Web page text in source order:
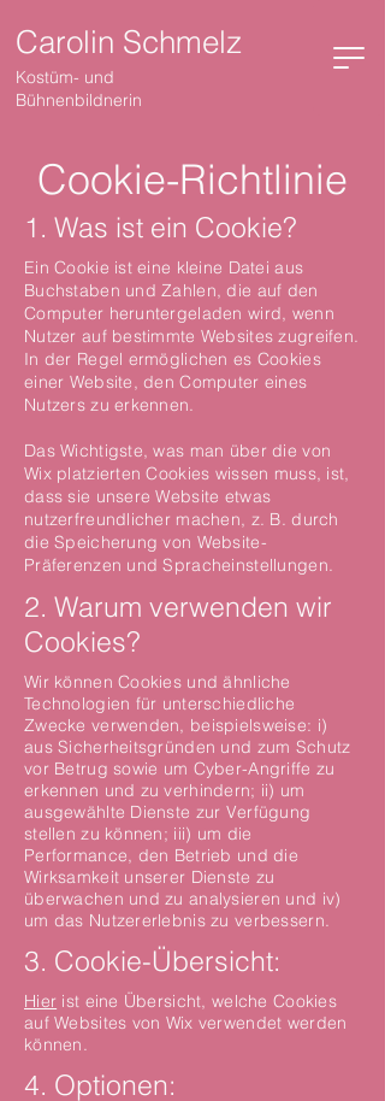
Carolin Schmelz
Kostüm- und
Bühnenbildnerin
Cookie-Richtlinie
1. Was ist ein Cookie?
Ein Cookie ist eine kleine Datei aus
Buchstaben und Zahlen, die auf den
Computer heruntergeladen wird, wenn
Nutzer auf bestimmte Websites zugreifen.
In der Regel ermöglichen es Cookies
einer Website, den Computer eines
Nutzers zu erkennen.
Das Wichtigste, was man über die von
Wix platzierten Cookies wissen muss, ist,
dass sie unsere Website etwas
nutzerfreundlicher machen, z. B. durch
die Speicherung von Website-
Präferenzen und Spracheinstellungen.
2. Warum verwenden wir
Cookies?
Wir können Cookies und ähnliche
Technologien für unterschiedliche
Zwecke verwenden, beispielsweise: i)
aus Sicherheitsgründen und zum Schutz
vor Betrug sowie um Cyber-Angriffe zu
erkennen und zu verhindern; ii) um
ausgewählte Dienste zur Verfügung
stellen zu können; iii) um die
Performance, den Betrieb und die
Wirksamkeit unserer Dienste zu
überwachen und zu analysieren und iv)
um das Nutzererlebnis zu verbessern.
3. Cookie-Übersicht:
Hier ist eine Übersicht, welche Cookies
auf Websites von Wix verwendet werden
können.
4. Optionen: